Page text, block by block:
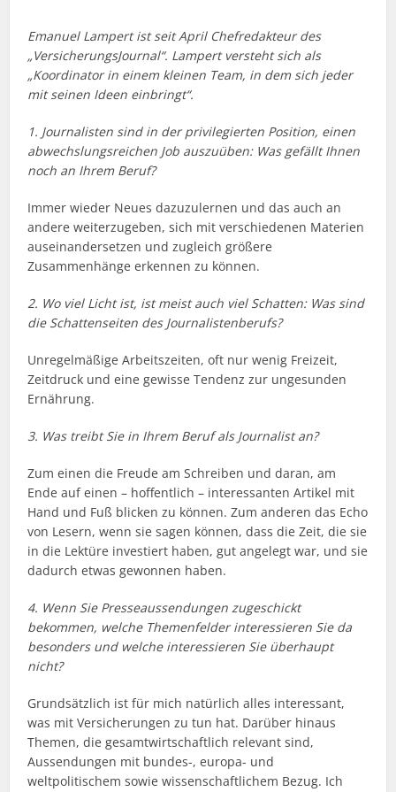
Emanuel Lampert ist seit April Chefredakteur des
„VersicherungsJournal“. Lampert versteht sich als
„Koordinator in einem kleinen Team, in dem sich jeder
mit seinen Ideen einbringt“.
1. Journalisten sind in der privilegierten Position, einen
abwechslungsreichen Job auszuüben: Was gefällt Ihnen
noch an Ihrem Beruf?
Immer wieder Neues dazuzulernen und das auch an
andere weiterzugeben, sich mit verschiedenen Materien
auseinandersetzen und zugleich größere
Zusammenhänge erkennen zu können.
2. Wo viel Licht ist, ist meist auch viel Schatten: Was sind
die Schattenseiten des Journalistenberufs?
Unregelmäßige Arbeitszeiten, oft nur wenig Freizeit,
Zeitdruck und eine gewisse Tendenz zur ungesunden
Ernährung.
3. Was treibt Sie in Ihrem Beruf als Journalist an?
Zum einen die Freude am Schreiben und daran, am
Ende auf einen – hoffentlich – interessanten Artikel mit
Hand und Fuß blicken zu können. Zum anderen das Echo
von Lesern, wenn sie sagen können, dass die Zeit, die sie
in die Lektüre investiert haben, gut angelegt war, und sie
dadurch etwas gewonnen haben.
4. Wenn Sie Presseaussendungen zugeschickt
bekommen, welche Themenfelder interessieren Sie da
besonders und welche interessieren Sie überhaupt
nicht?
Grundsätzlich ist für mich natürlich alles interessant,
was mit Versicherungen zu tun hat. Darüber hinaus
Themen, die gesamtwirtschaftlich relevant sind,
Aussendungen mit bundes-, europa- und
weltpolitischem sowie wissenschaftlichem Bezug. Ich